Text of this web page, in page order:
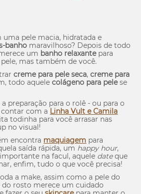
uma pele macia, hidratada e
banho maravilhoso? Depois de todo
um banho relaxantepara
mas também de você.
creme para pele seca,creme para
todo aquele colágeno para pelese
preparação para o rolê - ou para o
com a Linha Vult e Camila
todinha para você arrasar nas
no visual!
encontra maquiagem para
saída rápida, um happy hour,
na facul, aquele dateque
enfim, tudo o que você precisa!
a make, assim como a pele do
do rosto merece um cuidado